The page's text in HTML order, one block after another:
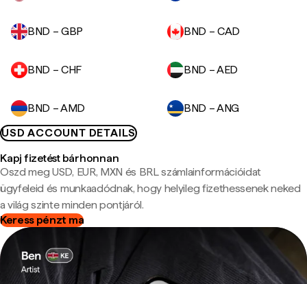
BND – GBP BND – CAD
BND – CHF BND – AED
BND – AMD
BND – ANG
USD ACCOUNT DETAILS
Kapj fizetést bárhonnan
Oszd meg USD, EUR, MXN és BRL számlainformációidat
ügyfeleid és munkaadódnak, hogy helyileg fizethessenek neked
a világ szinte minden pontjáról.
Keress pénzt ma